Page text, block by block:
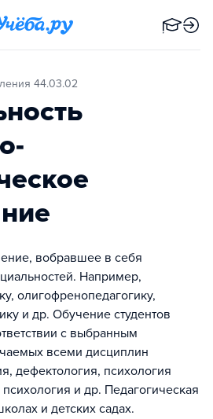
44.03.02
вобравшее в себя
Например,
олигофренопедагогику,
и др. Обучение студентов
с выбранным
всеми дисциплин
дефектология, психология
и др. Педагогическая
и детских садах.